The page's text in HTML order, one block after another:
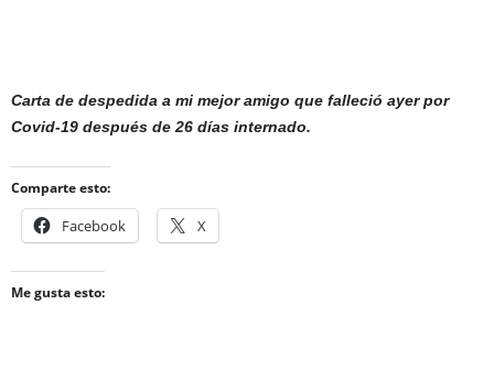
Carta de despedida a mi mejor amigo que falleció ayer por
Covid-19 después de 26 días internado.
Comparte esto:
Facebook X
Me gusta esto: